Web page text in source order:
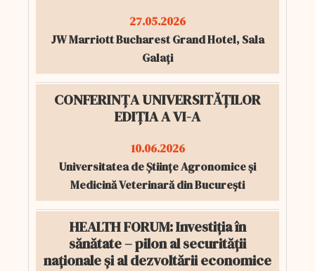
27.05.2026
JW Marriott Bucharest Grand Hotel, Sala
Galați
CONFERINȚA UNIVERSITĂȚILOR
EDIȚIA A VI-A
10.06.2026
Universitatea de Științe Agronomice și
Medicină Veterinară din București
HEALTH FORUM: Investiția în
sănătate – pilon al securității
naționale și al dezvoltării economice